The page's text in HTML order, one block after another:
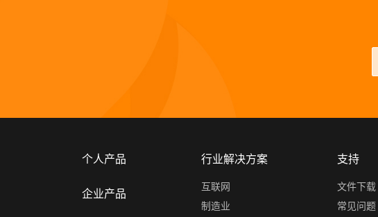
个人产品
企业产品
行业解决方案
互联网
制造业
支持
文件下载
常见问题